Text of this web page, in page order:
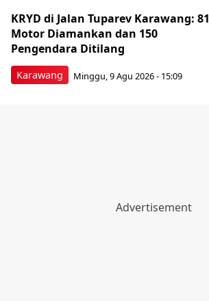
Karawang
KRYD di Jalan Tuparev Karawang: 81
Motor Diamankan dan 150
Pengendara Ditilang
Minggu, 9 Agu 2026 - 15:09